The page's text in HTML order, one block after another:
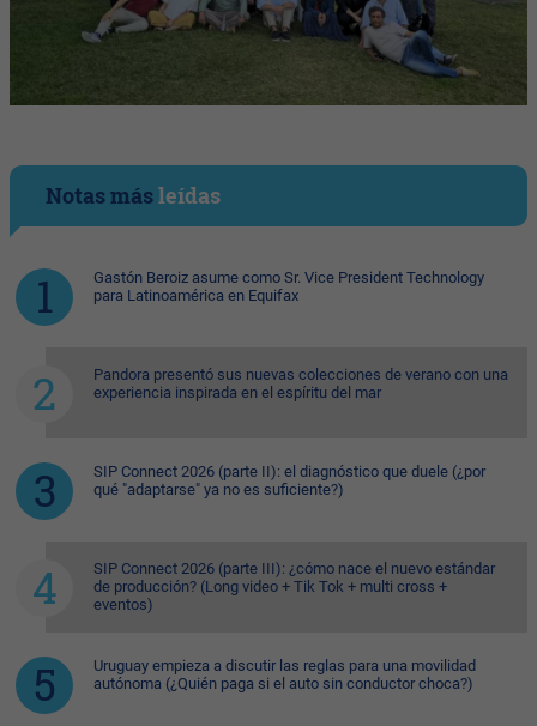
Notas másleídas
Gastón Beroiz asume como Sr. Vice President Technology
para Latinoamérica en Equifax
Pandora presentó sus nuevas colecciones de verano con una
experiencia inspirada en el espíritu del mar
SIP Connect 2026 (parte II): el diagnóstico que duele (¿por
qué "adaptarse" ya no es suficiente?)
SIP Connect 2026 (parte III): ¿cómo nace el nuevo estándar
de producción? (Long video + Tik Tok + multi cross +
eventos)
Uruguay empieza a discutir las reglas para una movilidad
autónoma (¿Quién paga si el auto sin conductor choca?)